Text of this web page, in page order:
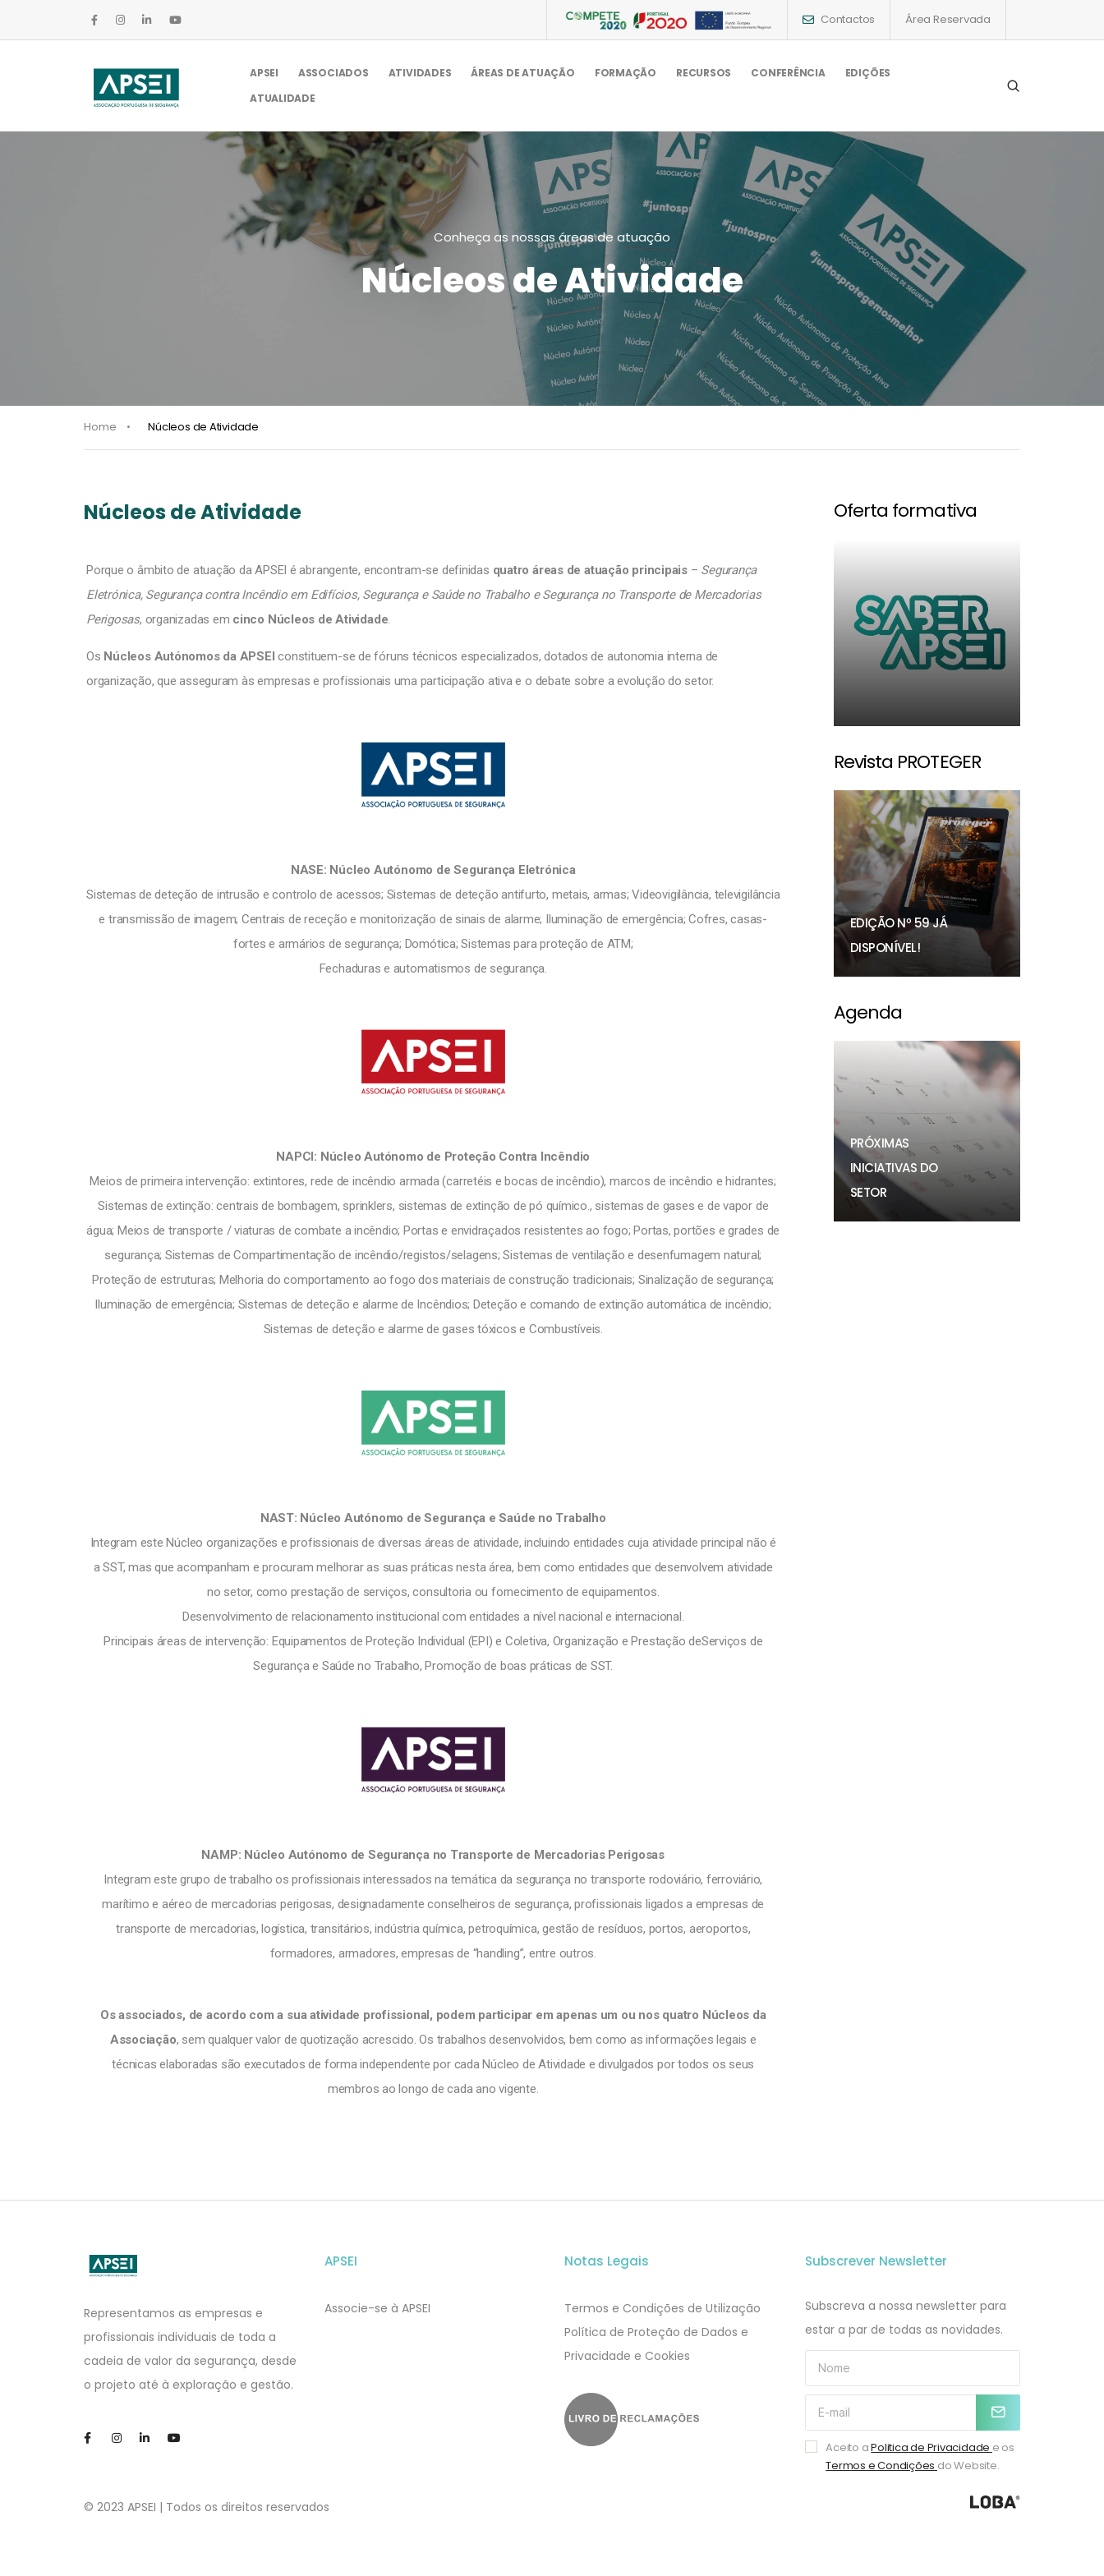
Contactos Área Reservada
APSEI ASSOCIADOS ATIVIDADES ÁREAS DE ATUAÇÃO FORMAÇÃO RECURSOS CONFERÊNCIA
EDIÇÕES
ATUALIDADE
Conheça as nossas áreas de atuação
Núcleos de Atividade
Home Núcleos de Atividade
Núcleos de Atividade
Porque o âmbito de atuação da APSEI é abrangente, encontram-se definidas quatro áreas de atuação principais– Segurança
Eletrónica, Segurança contra Incêndio em Edifícios, Segurança e Saúde no Trabalho e Segurança no Transporte de Mercadorias
Perigosas, organizadas em cinco Núcleos de Atividade.
Os Núcleos Autónomos da APSEI constituem-se de fóruns técnicos especializados, dotados de autonomia interna de
organização, que asseguram às empresas e profissionais uma participação ativa e o debate sobre a evolução do setor.
NASE: Núcleo Autónomo de Segurança Eletrónica
Sistemas de deteção de intrusão e controlo de acessos; Sistemas de deteção antifurto, metais, armas; Videovigilância, televigilância
e transmissão de imagem; Centrais de receção e monitorização de sinais de alarme; Iluminação de emergência; Cofres, casas-
fortes e armários de segurança; Domótica; Sistemas para proteção de ATM;
Fechaduras e automatismos de segurança.
NAPCI: Núcleo Autónomo de Proteção Contra Incêndio
Meios de primeira intervenção: extintores, rede de incêndio armada (carretéis e bocas de incêndio), marcos de incêndio e hidrantes;
Sistemas de extinção: centrais de bombagem, sprinklers, sistemas de extinção de pó químico., sistemas de gases e de vapor de
água; Meios de transporte / viaturas de combate a incêndio; Portas e envidraçados resistentes ao fogo; Portas, portões e grades de
segurança; Sistemas de Compartimentação de incêndio/registos/selagens; Sistemas de ventilação e desenfumagem natural;
Proteção de estruturas; Melhoria do comportamento ao fogo dos materiais de construção tradicionais; Sinalização de segurança;
Iluminação de emergência; Sistemas de deteção e alarme de Incêndios; Deteção e comando de extinção automática de incêndio;
Sistemas de deteção e alarme de gases tóxicos e Combustíveis.
NAST: Núcleo Autónomo de Segurança e Saúde no Trabalho
Integram este Núcleo organizações e profissionais de diversas áreas de atividade, incluindo entidades cuja atividade principal não é
a SST, mas que acompanham e procuram melhorar as suas práticas nesta área, bem como entidades que desenvolvem atividade
no setor, como prestação de serviços, consultoria ou fornecimento de equipamentos.
Desenvolvimento de relacionamento institucional com entidades a nível nacional e internacional.
Principais áreas de intervenção: Equipamentos de Proteção Individual (EPI) e Coletiva, Organização e Prestação deServiços de
Segurança e Saúde no Trabalho, Promoção de boas práticas de SST.
NAMP: Núcleo Autónomo de Segurança no Transporte de Mercadorias Perigosas
Integram este grupo de trabalho os profissionais interessados na temática da segurança no transporte rodoviário, ferroviário,
marítimo e aéreo de mercadorias perigosas, designadamente conselheiros de segurança, profissionais ligados a empresas de
transporte de mercadorias, logística, transitários, indústria química, petroquímica, gestão de resíduos, portos, aeroportos,
formadores, armadores, empresas de “handling”, entre outros.
Os associados, de acordo com a sua atividade profissional, podem participar em apenas um ou nos quatro Núcleos da
Associação, sem qualquer valor de quotização acrescido. Os trabalhos desenvolvidos, bem como as informações legais e
técnicas elaboradas são executados de forma independente por cada Núcleo de Atividade e divulgados por todos os seus
membros ao longo de cada ano vigente.
Oferta formativa
Revista PROTEGER
EDIÇÃO Nº 59 JÁ
DISPONÍVEL!
Agenda
PRÓXIMAS
INICIATIVAS DO
SETOR
Representamos as empresas e
profissionais individuais de toda a
cadeia de valor da segurança, desde
o projeto até à exploração e gestão.
APSEI
Associe-se à APSEI
Notas Legais
Termos e Condições de Utilização
​​Política de Proteção de Dados e
Privacidade e Cookies
Subscrever Newsletter
Subscreva a nossa newsletter para
estar a par de todas as novidades.
Aceito aPolitica de Privacidade e os
Termos e Condições do Website.
© 2023 APSEI | Todos os direitos reservados